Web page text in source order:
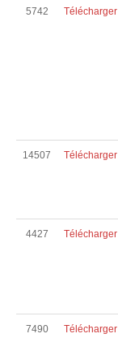
Télécharger
5742
Télécharger
14507
Télécharger
4427
Télécharger
7490